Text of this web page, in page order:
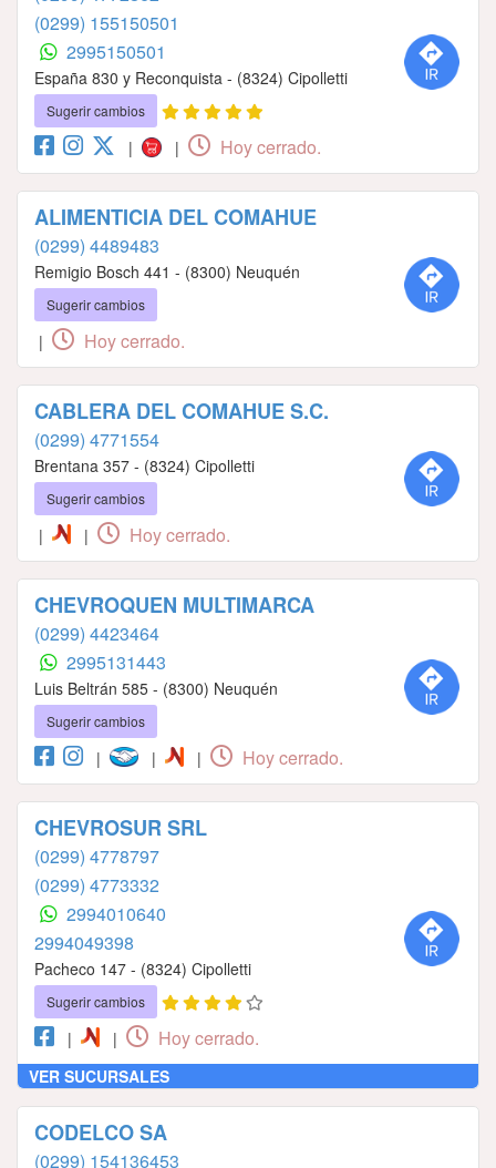
(0299) 155150501
2995150501
España 830 y Reconquista - (8324) Cipolletti
Sugerir cambios
| | Hoy cerrado.
ALIMENTICIA DEL COMAHUE
(0299) 4489483
Remigio Bosch 441 - (8300) Neuquén
Sugerir cambios
| Hoy cerrado.
CABLERA DEL COMAHUE S.C.
(0299) 4771554
Brentana 357 - (8324) Cipolletti
Sugerir cambios
| | Hoy cerrado.
CHEVROQUEN MULTIMARCA
(0299) 4423464
2995131443
Luis Beltrán 585 - (8300) Neuquén
Sugerir cambios
| | | Hoy cerrado.
CHEVROSUR SRL
(0299) 4778797
(0299) 4773332
2994010640
2994049398
Pacheco 147 - (8324) Cipolletti
Sugerir cambios
| | Hoy cerrado.
VER SUCURSALES
CODELCO SA
(0299) 154136453